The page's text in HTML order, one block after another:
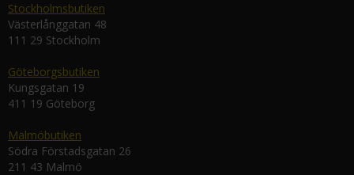
Stockholmsbutiken
Västerlånggatan 48
111 29 Stockholm
Göteborgsbutiken
Kungsgatan 19
411 19 Göteborg
Malmöbutiken
Södra Förstadsgatan 26
211 43 Malmö